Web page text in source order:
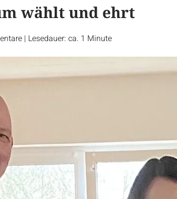
wählt und ehrt
| Lesedauer: ca. 1 Minute